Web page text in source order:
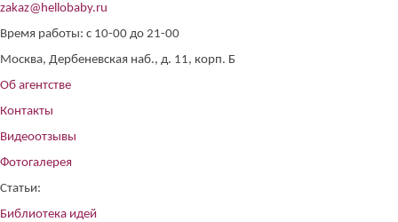
zakaz@hellobaby.ru
Время работы: с 10-00 до 21-00
Москва, Дербеневская наб., д. 11, корп. Б
Об агентстве
Контакты
Видеоотзывы
Фотогалерея
Статьи:
Библиотека идей